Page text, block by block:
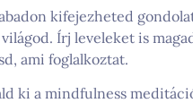
kifejezheted
Írj leveleket is
ami foglalkoztat.
ki a mindfulness